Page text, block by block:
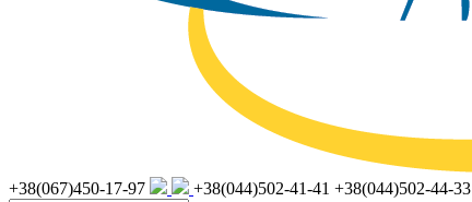
+38(067)450-17-97 +38(044)502-41-41 +38(044)502-44-33